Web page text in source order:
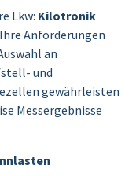
Lkw: Kilotronik
Anforderungen
an
und
gewährleisten
Messergebnisse